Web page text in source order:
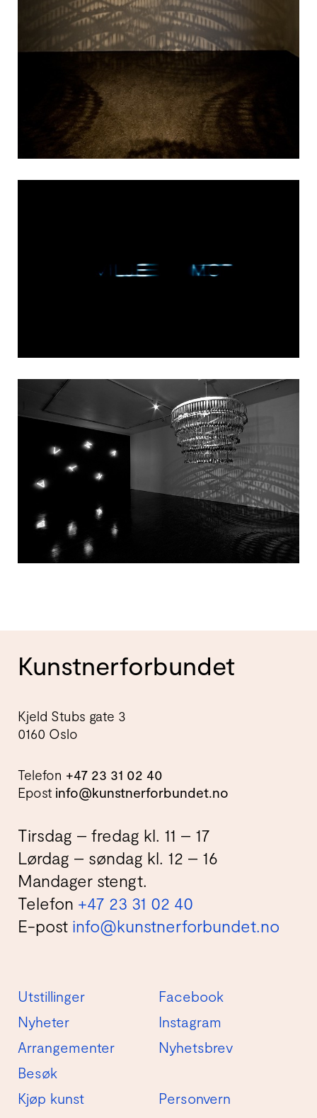
Kunstnerforbundet
Kjeld Stubs gate 3
0160 Oslo
Telefon +47 23 31 02 40
Epost info@kunstnerforbundet.no
Tirsdag – fredag kl. 11 – 17
Lørdag – søndag kl. 12 – 16
Mandager stengt.
Telefon +47 23 31 02 40
E-post info@kunstnerforbundet.no
Utstillinger
Nyheter
Arrangementer
Besøk
Kjøp kunst
Facebook
Instagram
Nyhetsbrev
Personvern